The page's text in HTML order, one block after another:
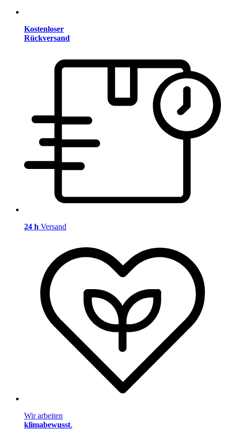
Kostenloser
Rückversand
24 h Versand
Wir arbeiten
klimabewusst.